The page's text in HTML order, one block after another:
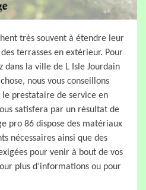
très souvent à étendre leur
terrasses en extérieur. Pour
dans la ville de L Isle Jourdain
nous vous conseillons
le prestataire de service en
satisfera par un résultat de
pro 86 dispose des matériaux
nécessaires ainsi que des
pour venir à bout de vos
plus d’informations ou pour